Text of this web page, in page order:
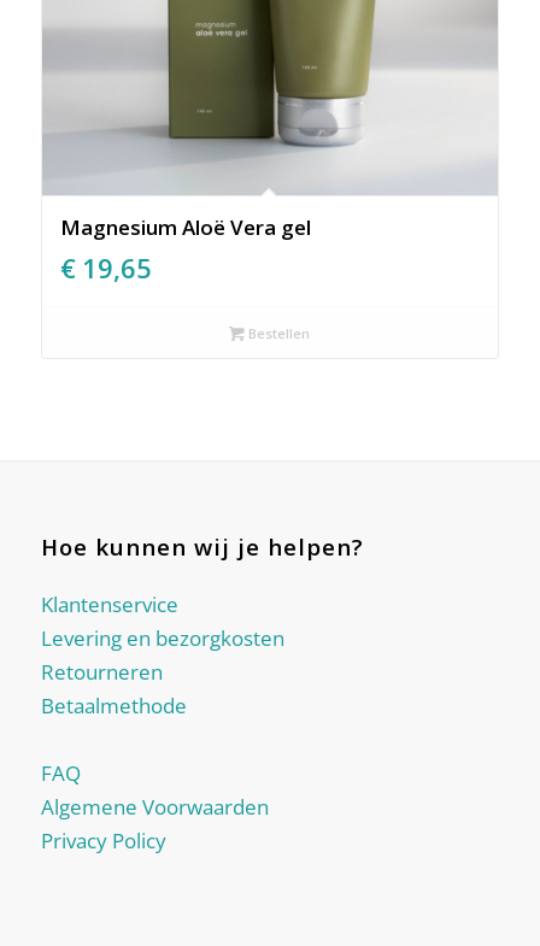
Magnesium Aloë Vera gel
€ 19,65
Bestellen
Hoe kunnen wij je helpen?
Klantenservice
Levering en bezorgkosten
Retourneren
Betaalmethode
FAQ
Algemene Voorwaarden
Privacy Policy